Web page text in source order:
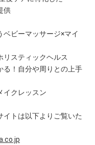
供
ベビーマッサージ×マイ
リスティックヘルス
る！自分や周りとの上手
イクレッスン
トは以下よりご覧いた